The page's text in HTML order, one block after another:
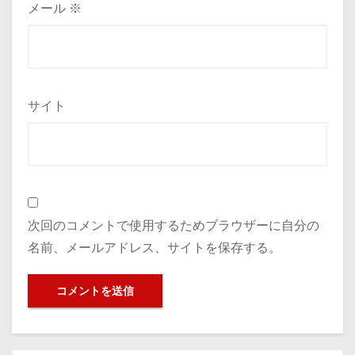
メール ※
サイト
次回のコメントで使用するためブラウザーに自分の
名前、メールアドレス、サイトを保存する。